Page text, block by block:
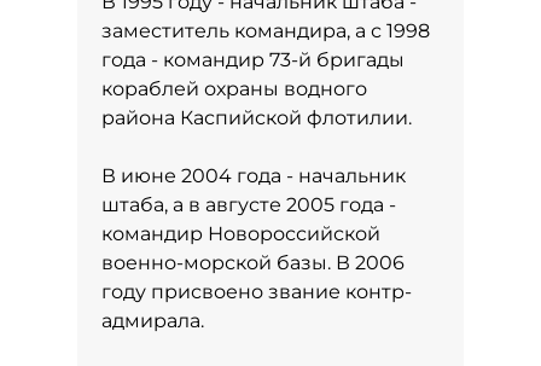
заместитель командира, а с 1998
года - командир 73-й бригады
кораблей охраны водного
района Каспийской флотилии.
В июне 2004 года - начальник
штаба, а в августе 2005 года -
командир Новороссийской
военно-морской базы. В 2006
году присвоено звание контр-
адмирала.